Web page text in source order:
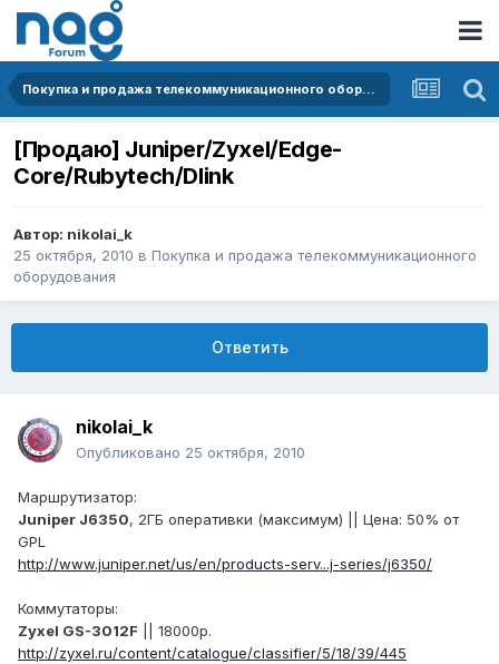
Покупка и продажа телекоммуникационного оборудования
[Продаю] Juniper/Zyxel/Edge-
Core/Rubytech/Dlink
Автор: nikolai_k
25 октября, 2010 в Покупка и продажа телекоммуникационного
оборудования
Ответить
nikolai_k
Опубликовано 25 октября, 2010
Маршрутизатор:
Juniper J6350, 2ГБ оперативки (максимум) || Цена: 50% от
GPL
http://www.juniper.net/us/en/products-serv...j-series/j6350/
Коммутаторы:
Zyxel GS-3012F || 18000р.
http://zyxel.ru/content/catalogue/classifier/5/18/39/445